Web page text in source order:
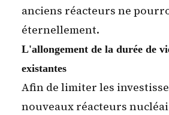
anciens réacteurs ne
éternellement.
L'allongement de la durée de
existantes
Afin de limiter les
nouveaux réacteurs